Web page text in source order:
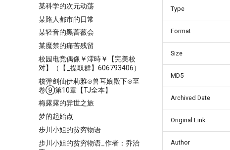
某科学的次元动荡
某路人都市的日常
某轻音的黑蔷薇会
某魔禁的痛苦残留
校园电竞偶像￥澪時￥【完美校
对】（【_提取群】606793406）
核弹剑仙伊莉雅⊙兽耳娘殿下⊙至
卷⑨第10章【TJ全本】
梅露露的异世之旅
梦的起始点
步川小姐的贫穷物语
步川小姐的贫穷物语_作者：乔治
Type
Format
Size
MD5
Archived Date
Original Link
Author